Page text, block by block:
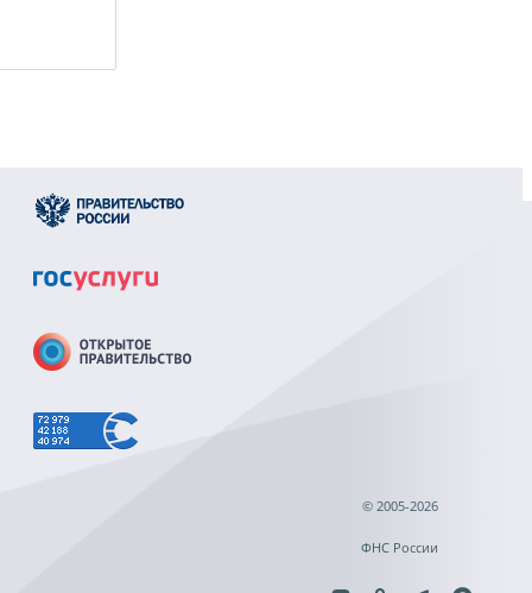
© 2005-2026
ФНС России